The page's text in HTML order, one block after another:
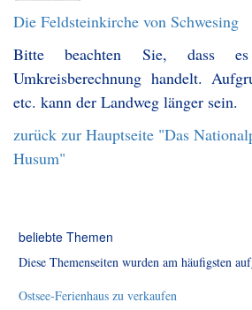
Die Feldsteinkirche von Schwesing
Bitte beachten Sie, dass
Umkreisberechnung handelt.
etc. kann der Landweg länger sein.
zurück zur Hauptseite "Das
Husum"
beliebte Themen
Diese Themenseiten wurden am häufigsten
Ostsee-Ferienhaus zu verkaufen